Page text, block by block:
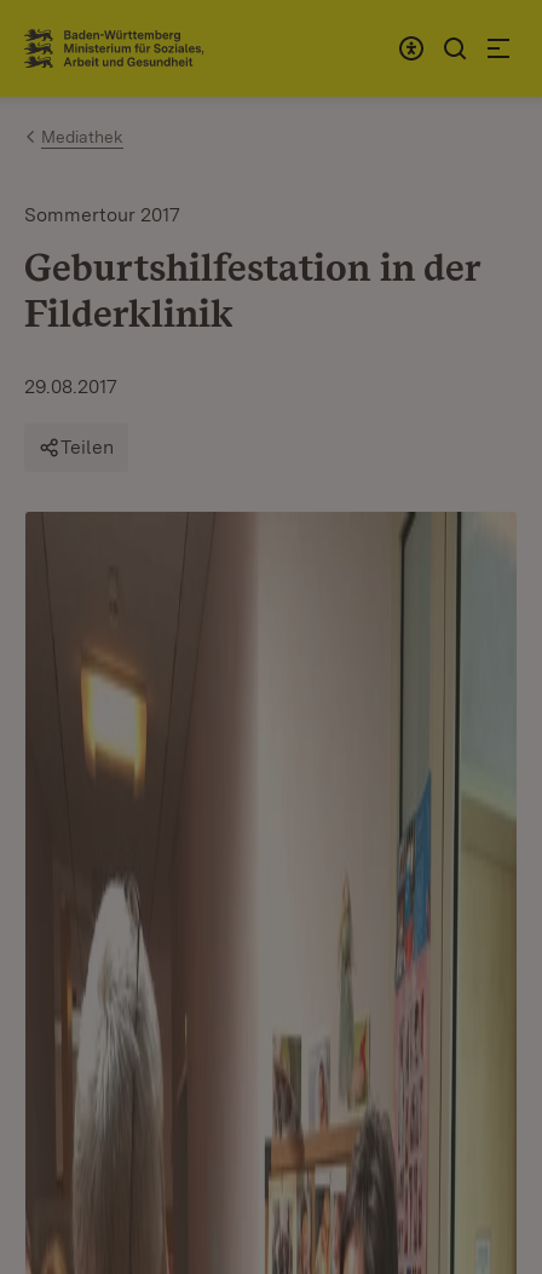
Zum Inhalt springen
Link zur Startseite
Mediathek
Sommertour 2017
Geburtshilfestation in der
Filderklinik
29.08.2017
Teilen